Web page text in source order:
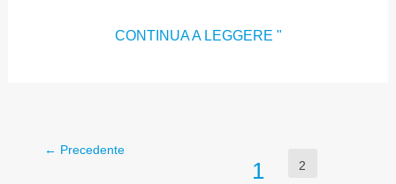
CONTINUA A LEGGERE "
← Precedente
1 2